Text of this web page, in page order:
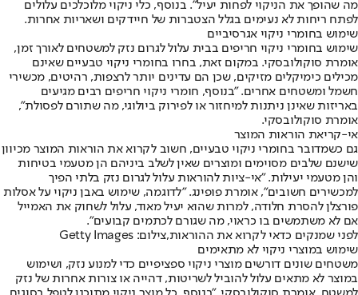
מה שהופך את הניקוי לפחות יעיל". בנוסף, כלי ניקוי מלוכלכים עלולים
לפתח ריחות לא נעימים בגלל הצטברות של חיידקים ושאריות אחרות.
שימוש בחומרי ניקוי אגרסיביים
שימוש בחומרי ניקוי חריפים בבית עלול לגרום נזק למשטחים לאורך זמן,
אומרת סוקולובסקי. במקום זאת, בחרו בחומרי ניקוי טבעיים שאינם
מכילים כימיקלים מזיקים, שכן הם עדינים יותר לרצפות, רהיטים, מכשירי
חשמל ומשטחים אחרים. "בנוסף, חומרי ניקוי חריפים רבים מגיעים
באריזות שאינן ניתנות למיחזור או לפירוק ביולוגי, מה שתורם לפסולת",
אומרת סוקולובסקי.
אי-קריאת הוראות המוצר
גם כשמדובר בחומרי ניקוי טבעיים, חשוב לקרוא את הוראות המוצר מכיוון
שישנם שלבים מסוימים ומוצרים שאין לשלב ביניהם הן מטעמי בטיחות
והן מטעמי יעילות. "אי-ציות להוראות עלול לגרום נזק בלתי הפיך
למכשירים חשובים", אומרת פופינג. "לדוגמה, שימוש באבן ניקוי על אסלות
פורצלן להסרת חלודה, למרות שהוא יעיל מאוד, עלול לשחוק את האמייל
אם לא משתמשים בו כראוי, מה שגורם לכתמים קבועים".
לפני שמנקים כדאי לקרוא את ההוראות,צילום: Getty Images
שימוש במוצרי ניקוי לא מתאימים
משטחים שונים דורשים מוצרי ניקוי ספציפיים כדי למנוע נזק, ושימוש
במוצר לא מתאים עלול להוביל לשריטות, דהייה או צורות אחרות של נזק